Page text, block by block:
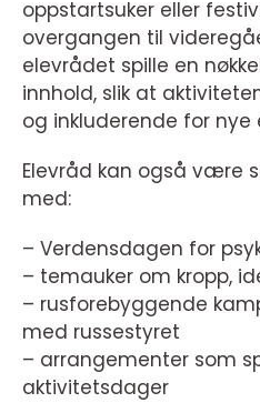
oppstartsuker eller
overgangen til
elevrådet spille en
innhold, slik at
og inkluderende for nye
Elevråd kan også være
med:
– Verdensdagen for
– temauker om kropp,
– rusforebyggende
med russestyret
– arrangementer som
aktivitetsdager